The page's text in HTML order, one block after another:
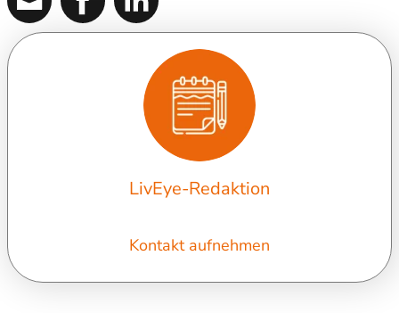
LivEye-Redaktion
Kontakt aufnehmen